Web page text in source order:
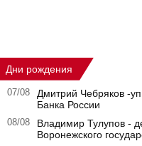
Дни рождения
07/08
Дмитрий Чебряков -
Банка России
08/08
Владимир Тулупов -
Воронежского